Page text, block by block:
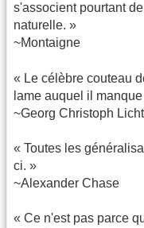
s'associent pourtant
naturelle. »
~Montaigne
« Le célèbre couteau
lame auquel il
~Georg Christoph
« Toutes les
ci. »
~Alexander Chase
« Ce n'est pas parce